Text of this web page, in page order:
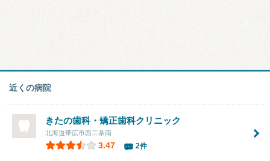
近くの病院
きたの歯科・矯正歯科クリニック
北海道帯広市西二条南
3.47 2件